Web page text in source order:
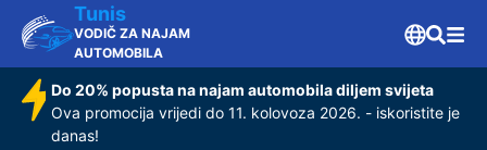
Tunis
VODIČ ZA NAJAM
AUTOMOBILA
Do 20% popusta na najam automobila diljem svijeta
Ova promocija vrijedi do 11. kolovoza 2026. - iskoristite je
danas!